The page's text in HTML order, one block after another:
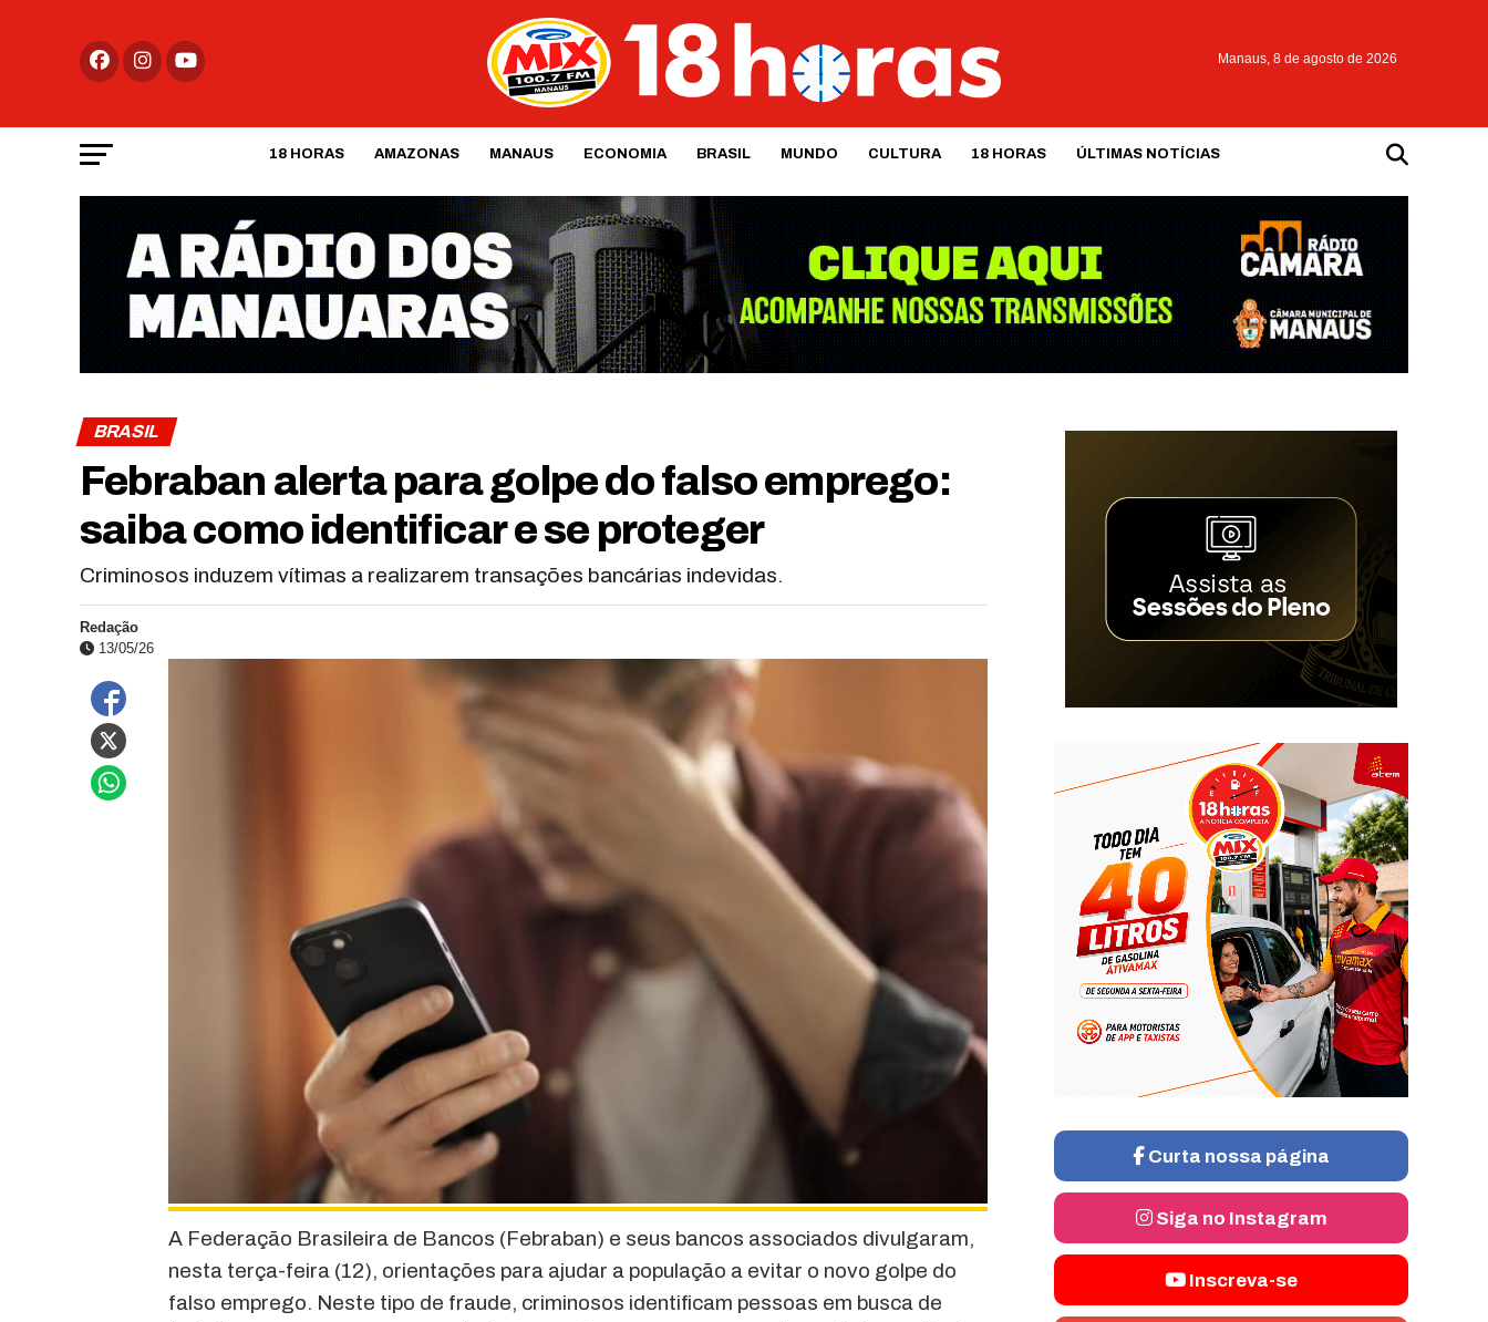
Manaus, 8 de agosto de 2026
18 HORAS AMAZONAS MANAUS ECONOMIA BRASIL MUNDO CULTURA 18 HORAS ÚLTIMAS NOTÍCIAS
BRASIL
Febraban alerta para golpe do falso emprego:
saiba como identificar e se proteger
Criminosos induzem vítimas a realizarem transações bancárias indevidas.
Redação
13/05/26
A Federação Brasileira de Bancos (Febraban) e seus bancos associados divulgaram,
nesta terça-feira (12), orientações para ajudar a população a evitar o novo golpe do
falso emprego. Neste tipo de fraude, criminosos identificam pessoas em busca de
Curta nossa página
Siga no Instagram
Inscreva-se